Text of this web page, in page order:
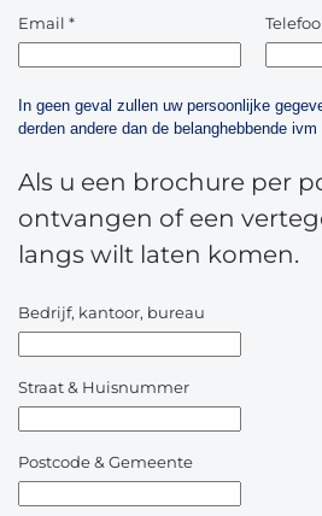
Email *
In geen geval zullen uw persoonlijke
derden andere dan de belanghebbende ivm
Als u een brochure per
ontvangen of een
langs wilt laten komen.
Bedrijf, kantoor, bureau
Straat & Huisnummer
Postcode & Gemeente